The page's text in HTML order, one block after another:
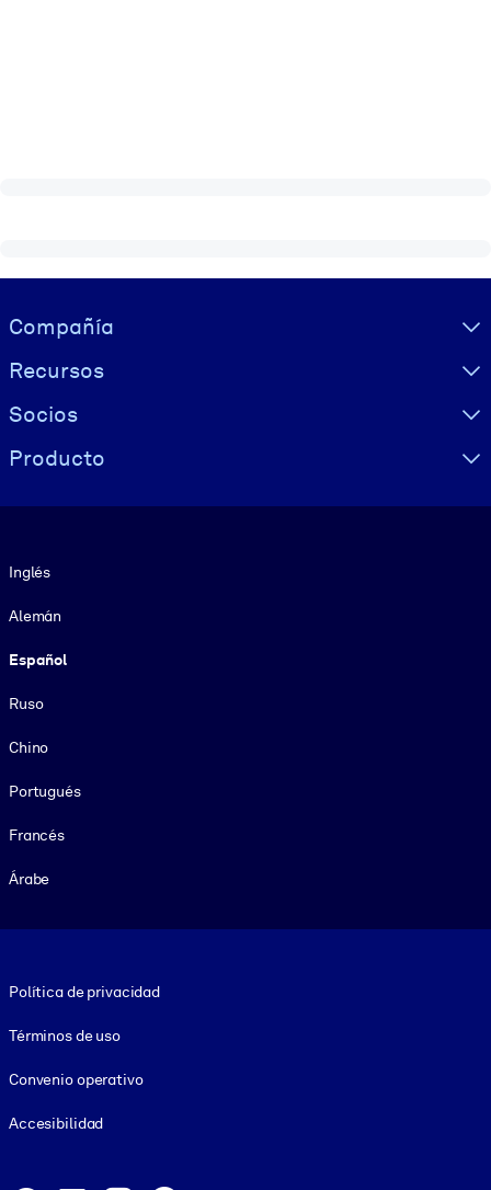
Visually hidden Text
Compañía
Recursos
Socios
Producto
Inglés
Alemán
Español
Ruso
Chino
Portugués
Francés
Árabe
Política de privacidad
Términos de uso
Convenio operativo
Accesibilidad